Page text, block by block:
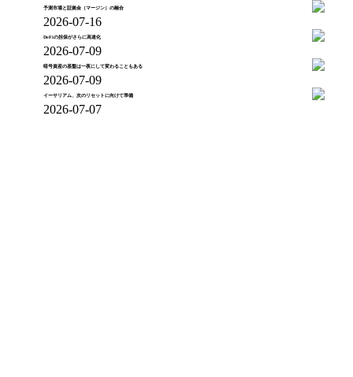
予測市場と証拠金（マージン）の融合
2026-07-16
DeFiの担保がさらに高速化
2026-07-09
暗号資産の基盤は一夜にして変わることもある
2026-07-09
イーサリアム、次のリセットに向けて準備
2026-07-07